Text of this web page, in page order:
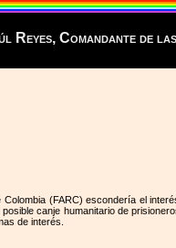
Comandante de
(FARC) escondería el
canje humanitario de
de interés.